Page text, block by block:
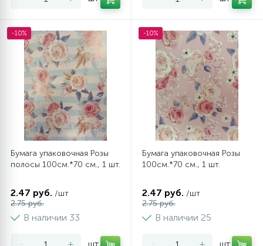
-10%
Бумага упаковочная Розы
полосы 100см.*70 см., 1 шт.
2.47 руб. /шт
2.75 руб.
В наличии 33
-10%
Бумага упаковочная Розы
100см.*70 см., 1 шт.
2.47 руб. /шт
2.75 руб.
В наличии 25